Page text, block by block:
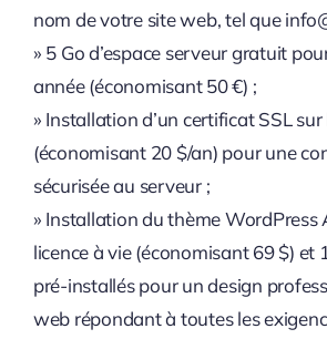
nom de votre site web, tel que
» 5 Go d’espace serveur gratuit
année (économisant 50 €) ;
» Installation d’un certificat SSL
(économisant 20 $/an) pour une
sécurisée au serveur ;
» Installation du thème WordPress
licence à vie (économisant 69 $) et
pré-installés pour un design
web répondant à toutes les